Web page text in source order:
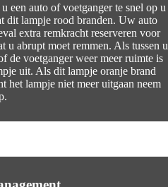
een auto of voetganger te snel op u
dit lampje rood branden. Uw auto
extra remkracht reserveren voor
u abrupt moet remmen. Als tussen u
de voetganger weer meer ruimte is
uit. Als dit lampje oranje brand
het lampje niet meer uitgaan neem